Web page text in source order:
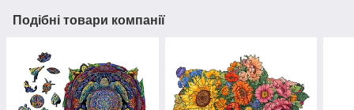
Подібні товари компанії